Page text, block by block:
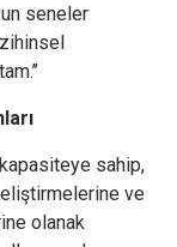
seneler
sahip,
ve
olanak